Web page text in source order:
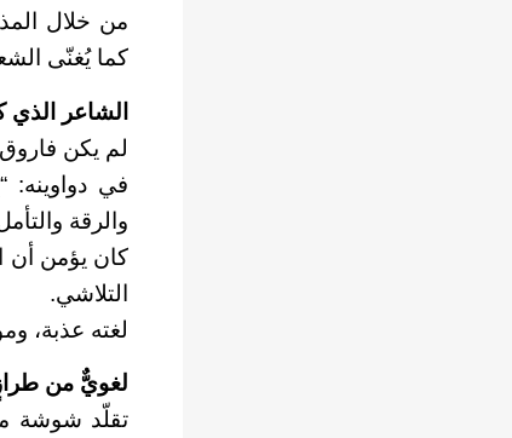
من خلال
كما يُغنّى
الشاعر الذي
لم يكن
في دواوينه:
والرقة
كان يؤمن أن
التلاشي.
لغته عذبة،
لغويٌّ من
تقلّد شوشة